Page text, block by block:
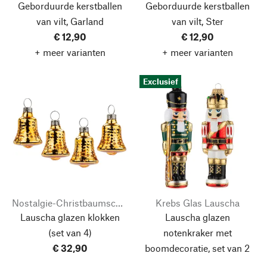
Geborduurde kerstballen
van vilt, Garland
€ 12,90
+ meer varianten
Geborduurde kerstballen
van vilt, Ster
€ 12,90
+ meer varianten
Nostalgie-Christbaumschmuck
Lauscha glazen klokken
(set van 4)
€ 32,90
Exclusief
Krebs Glas Lauscha
Lauscha glazen
notenkraker met
boomdecoratie, set van 2